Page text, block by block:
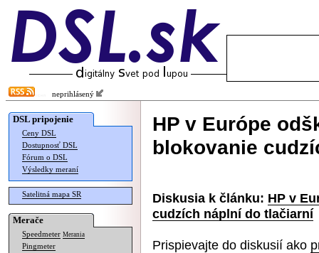
neprihlásený
DSL pripojenie
Ceny DSL
Dostupnosť DSL
Fórum o DSL
Výsledky meraní
Satelitná mapa SR
Merače
Speedmeter Merania
Pingmeter
HP v Európe
blokovanie
Diskusia k článku: HP v
cudzích náplní do tlačiarní
Prispievajte do diskusií ako